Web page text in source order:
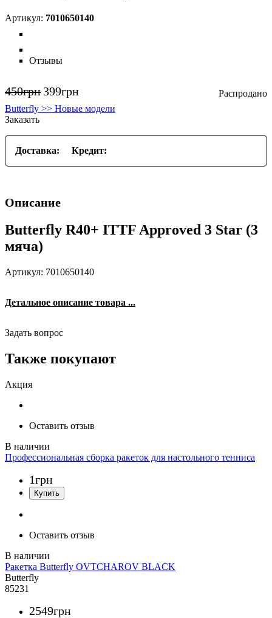
7010650140
Отзывы
450грн 399грн
Butterfly >> Новые модели
Заказать
Доставка: Кредит:
Описание
Butterfly R40+ ITTF Approved 3 Star (3
мяча)
Артикул: 7010650140
Детальное описание товара ...
Задать вопрос
Также покупают
Акция
Оставить отзыв
Профессиональная сборка ракеток для настольного тенниса
1грн
Оставить отзыв
Ракетка Butterfly OVTCHAROV BLACK
Butterfly
85231
2549грн